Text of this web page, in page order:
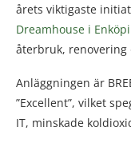
årets viktigaste
Dreamhouse i
återbruk,
Anläggningen är
”Excellent”, vilket
IT, minskade